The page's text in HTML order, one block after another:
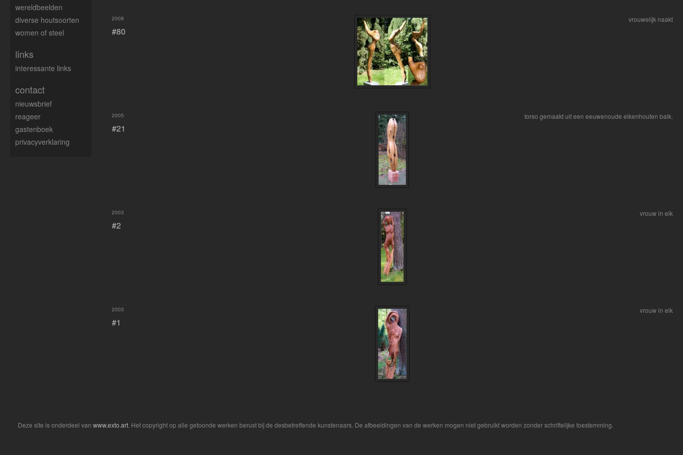
#80
2008 vrouwelijk naakt
#21
2005 torso gemaakt uit een eeuwenoude eikenhouten balk.
#2
2003 vrouw in eik
#1
2003 vrouw in eik
wereldbeelden
diverse houtsoorten
women of steel
links
interessante links
contact
nieuwsbrief
reageer
gastenboek
privacyverklaring
Deze site is onderdeel van www.exto.art . Het copyright op alle getoonde werken berust bij de desbetreffende kunstenaars. De afbeeldingen van de werken mogen niet gebruikt worden zonder schriftelijke toestemming.